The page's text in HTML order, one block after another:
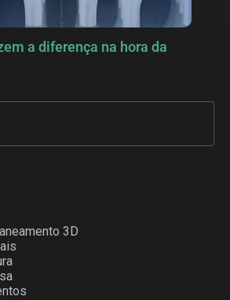
a diferença na hora da
3D